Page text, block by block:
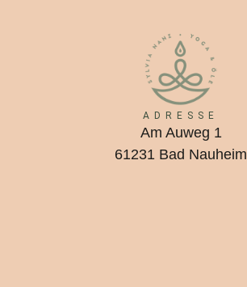
ADRESSE
Am Auweg 1
61231 Bad Nauheim